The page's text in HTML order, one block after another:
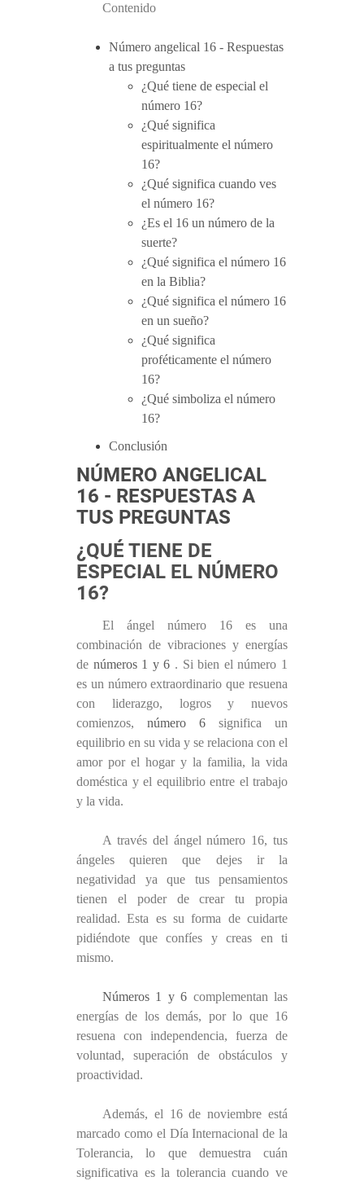
Contenido
Número angelical 16 - Respuestas
a tus preguntas
¿Qué tiene de especial el
número 16?
¿Qué significa
espiritualmente el número
16?
¿Qué significa cuando ves
el número 16?
¿Es el 16 un número de la
suerte?
¿Qué significa el número 16
en la Biblia?
¿Qué significa el número 16
en un sueño?
¿Qué significa
proféticamente el número
16?
¿Qué simboliza el número
16?
Conclusión
NÚMERO ANGELICAL
16 - RESPUESTAS A
TUS PREGUNTAS
¿QUÉ TIENE DE
ESPECIAL EL NÚMERO
16?
El ángel número 16 es una
combinación de vibraciones y energías
de números 1 y 6 . Si bien el número 1
es un número extraordinario que resuena
con liderazgo, logros y nuevos
comienzos, número 6 significa un
equilibrio en su vida y se relaciona con el
amor por el hogar y la familia, la vida
doméstica y el equilibrio entre el trabajo
y la vida.
A través del ángel número 16, tus
ángeles quieren que dejes ir la
negatividad ya que tus pensamientos
tienen el poder de crear tu propia
realidad. Esta es su forma de cuidarte
pidiéndote que confíes y creas en ti
mismo.
Números 1 y 6 complementan las
energías de los demás, por lo que 16
resuena con independencia, fuerza de
voluntad, superación de obstáculos y
proactividad.
Además, el 16 de noviembre está
marcado como el Día Internacional de la
Tolerancia, lo que demuestra cuán
significativa es la tolerancia cuando ve